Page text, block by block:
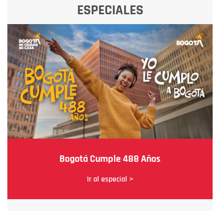
ESPECIALES
Bogotá Cumple 488 Años
Ir al especial >